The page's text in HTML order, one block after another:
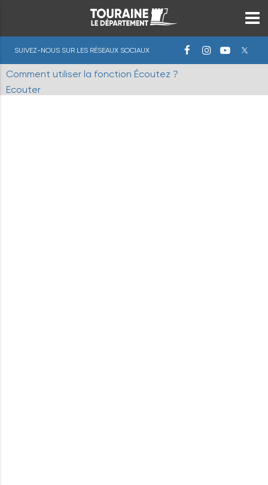
SUIVEZ-NOUS SUR LES RÉSEAUX SOCIAUX
Comment utiliser la fonction Écoutez ?
Ecouter